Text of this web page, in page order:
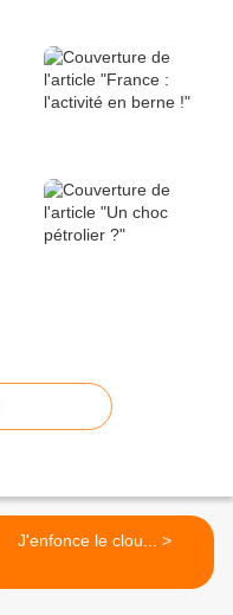
J'enfonce le clou... >